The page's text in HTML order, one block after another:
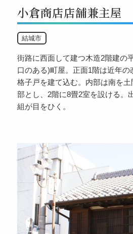
小倉商店店舗兼主屋
結城市
街路に西面して建つ木造2階建の
口のある)町屋。正面1階は近年の
格子戸を建て込む。内部は南を
部とし、2階に8畳2室を設ける。
組が目をひく。